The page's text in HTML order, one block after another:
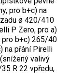
pro b+c) na
ø 420/410
P Zero, pro a)
pro b+c) 265/40
na přání Pirelli
valivý
R 22 vpředu,